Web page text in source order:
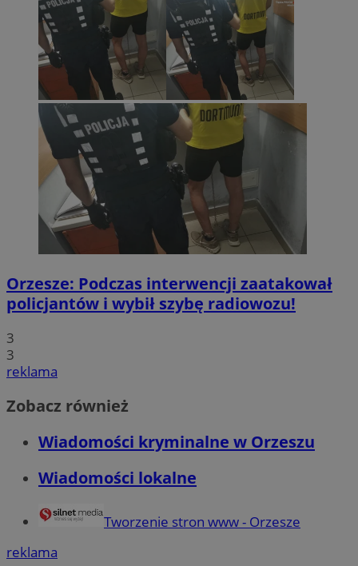
Orzesze: Podczas interwencji zaatakował
policjantów i wybił szybę radiowozu!
3
3
reklama
Zobacz również
Wiadomości kryminalne w Orzeszu
Wiadomości lokalne
Tworzenie stron www - Orzesze
reklama